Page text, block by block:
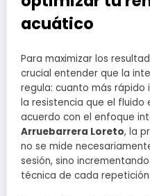
acuático
Para maximizar los
crucial entender que la
regula: cuanto más
la resistencia que el fluido
acuerdo con el enfoque
Arruebarrera Loreto, la
no se mide
sesión, sino
técnica de cada repetición.